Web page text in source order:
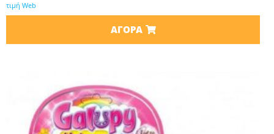
τιμή Web
ΑΓΟΡΆ